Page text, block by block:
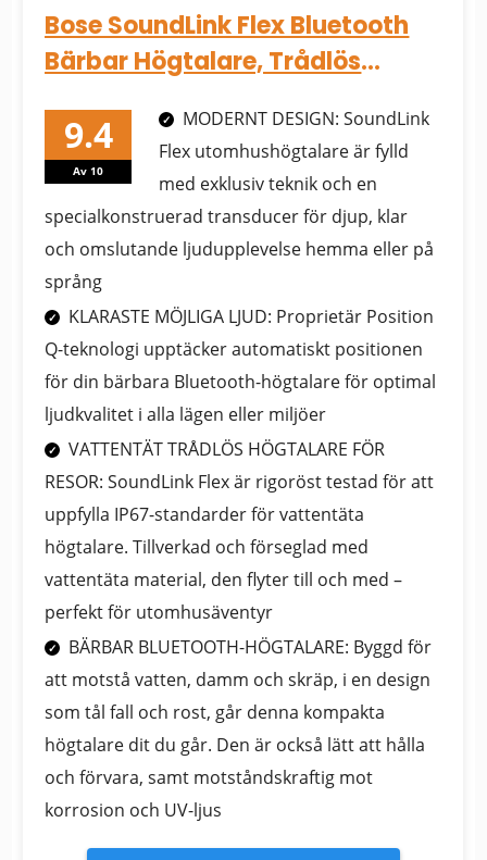
Bose SoundLink Flex Bluetooth
Bärbar Högtalare, Trådlös
Av 10
MODERNT DESIGN: SoundLink
Flex utomhushögtalare är fylld
med exklusiv teknik och en
specialkonstruerad transducer för djup, klar
och omslutande ljudupplevelse hemma eller på
språng
KLARASTE MÖJLIGA LJUD: Proprietär Position
Q-teknologi upptäcker automatiskt positionen
för din bärbara Bluetooth-högtalare för optimal
ljudkvalitet i alla lägen eller miljöer
VATTENTÄT TRÅDLÖS HÖGTALARE FÖR
RESOR: SoundLink Flex är rigoröst testad för att
uppfylla IP67-standarder för vattentäta
högtalare. Tillverkad och förseglad med
vattentäta material, den flyter till och med –
perfekt för utomhusäventyr
BÄRBAR BLUETOOTH-HÖGTALARE: Byggd för
att motstå vatten, damm och skräp, i en design
som tål fall och rost, går denna kompakta
högtalare dit du går. Den är också lätt att hålla
och förvara, samt motståndskraftig mot
korrosion och UV-ljus